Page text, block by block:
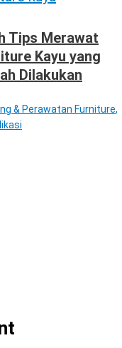
Tips Merawat
Kayu yang
Dilakukan
& Perawatan Furniture,